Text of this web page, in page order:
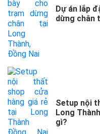
Dự án lắp
dừng chân
Setup nội
Long
gì?